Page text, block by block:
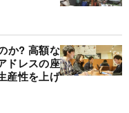
か? 高額な
ドレスの座
産性を上げ